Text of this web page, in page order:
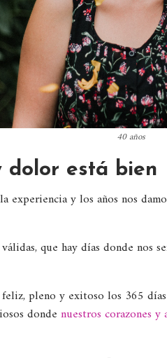
40 años
dolor está bien
experiencia y los años nos
que hay días donde nos
pleno y exitoso los 365
donde nuestros corazones y